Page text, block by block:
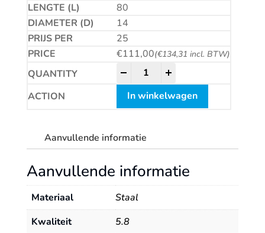
80
14
25
€111,00(€134,31 incl. BTW)
Betonschroef CS quantity
In winkelwagen
Aanvullende informatie
Aanvullende informatie
Materiaal
Staal
Kwaliteit
5.8